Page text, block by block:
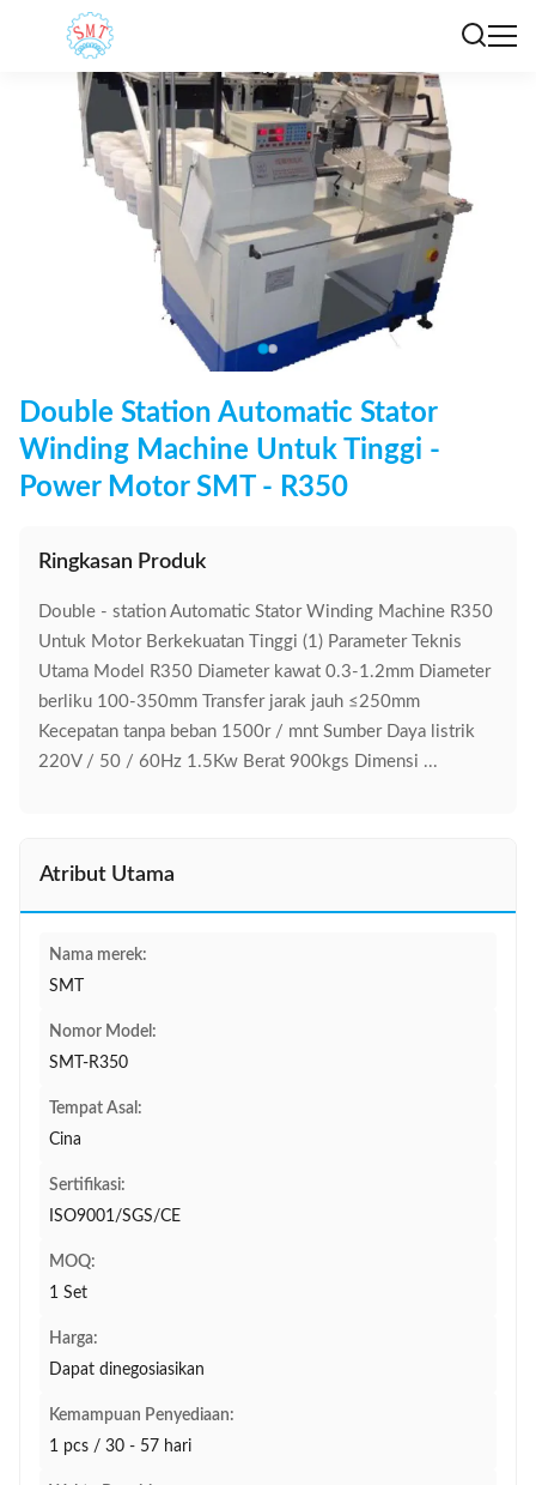
Double Station Automatic Stator
Winding Machine Untuk Tinggi -
Power Motor SMT - R350
Ringkasan Produk
Double - station Automatic Stator Winding Machine R350
Untuk Motor Berkekuatan Tinggi (1) Parameter Teknis
Utama Model R350 Diameter kawat 0.3-1.2mm Diameter
berliku 100-350mm Transfer jarak jauh ≤250mm
Kecepatan tanpa beban 1500r / mnt Sumber Daya listrik
220V / 50 / 60Hz 1.5Kw Berat 900kgs Dimensi ...
Atribut Utama
Nama merek:
SMT
Nomor Model:
SMT-R350
Tempat Asal:
Cina
Sertifikasi:
ISO9001/SGS/CE
MOQ:
1 Set
Harga:
Dapat dinegosiasikan
Kemampuan Penyediaan:
1 pcs / 30 - 57 hari